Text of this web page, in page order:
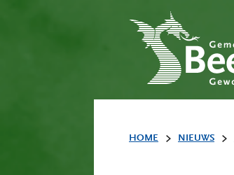
HOME NIEUWS